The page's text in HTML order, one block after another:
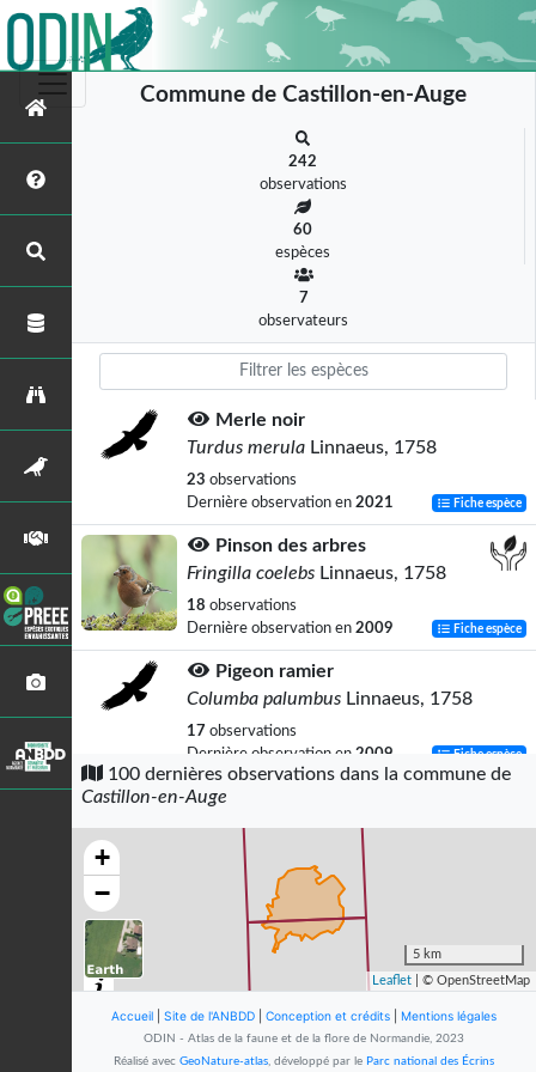
Commune de Castillon-en-Auge
242
observations
60
espèces
7
observateurs
Merle noir
Turdus merula Linnaeus, 1758
23 observations
Dernière observation en 2021 Fiche espèce
Pinson des arbres
Fringilla coelebs Linnaeus, 1758
18 observations
Dernière observation en 2009 Fiche espèce
Pigeon ramier
Columba palumbus Linnaeus, 1758
17 observations
Dernière observation en 2009 Fiche espèce
Troglodyte mignon
Troglodytes troglodytes(Linnaeus,
observations
Dernière observation en
2009
Fauvette à tête noire
Sylvia atricapilla
(Linnaeus, 1758)
Dernière observation en
100 dernières observations dans la commune de
Castillon-en-Auge
+
−
5 km
Leaflet | © OpenStreetMap
Accueil Site de l'ANBDD Conception et crédits Mentions légales
ODIN - Atlas de la faune et de la flore de Normandie, 2023
Réalisé avec GeoNature-atlas, développé par le Parc national des Écrins